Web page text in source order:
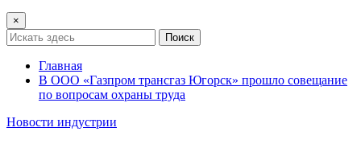
×
Поиск
Главная
В ООО «Газпром трансгаз Югорск» прошло совещание
по вопросам охраны труда
Новости индустрии